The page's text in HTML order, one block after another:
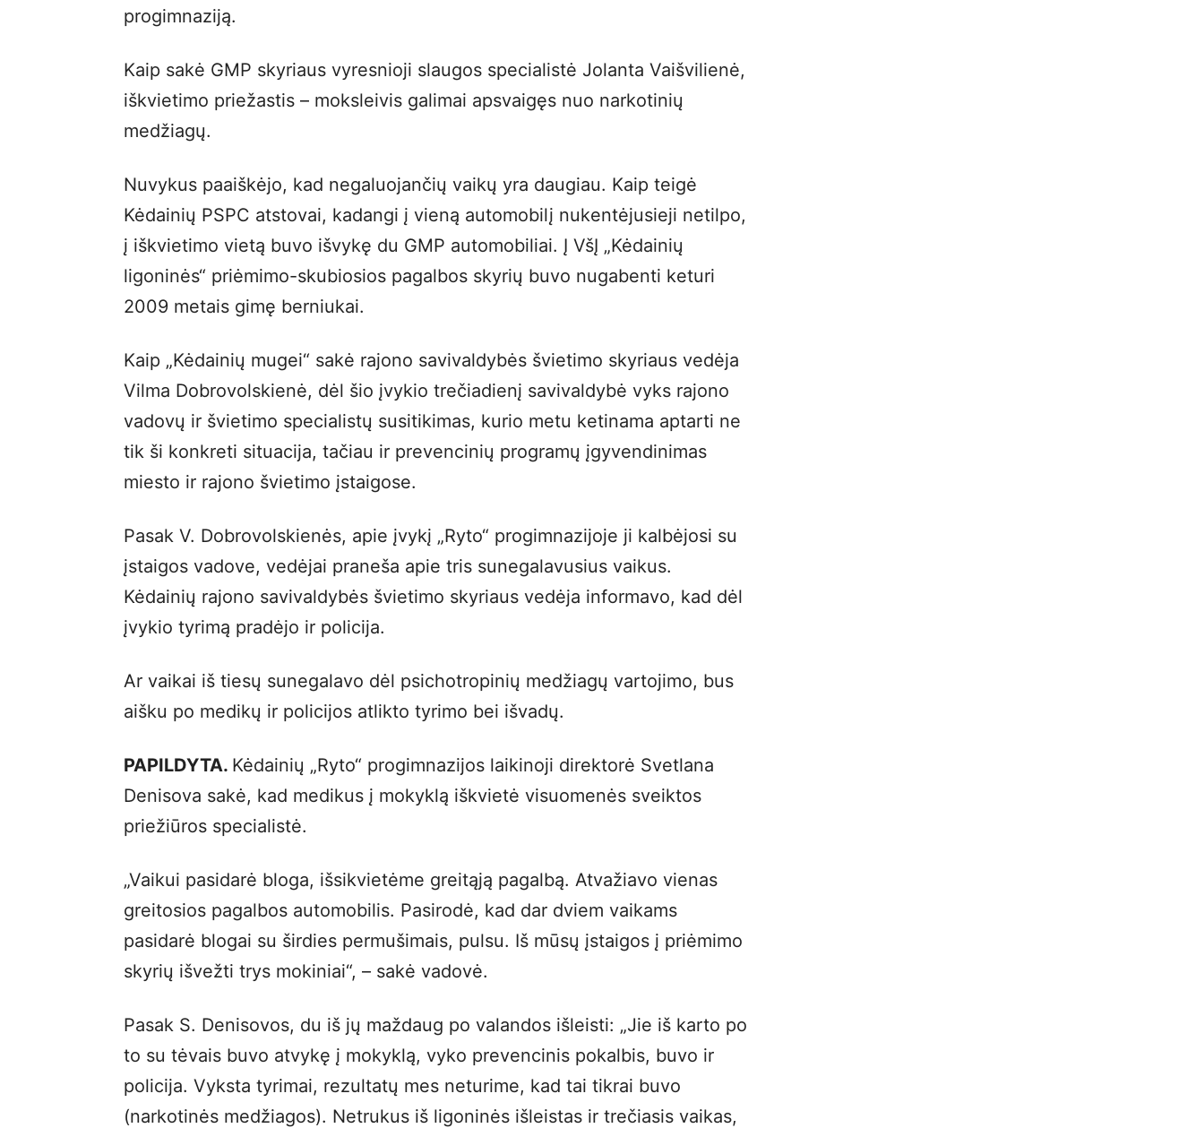
progimnaziją.
Kaip sakė GMP skyriaus vyresnioji slaugos specialistė Jolanta Vaišvilienė,
iškvietimo priežastis – moksleivis galimai apsvaigęs nuo narkotinių
medžiagų.
Nuvykus paaiškėjo, kad negaluojančių vaikų yra daugiau. Kaip teigė
Kėdainių PSPC atstovai, kadangi į vieną automobilį nukentėjusieji netilpo,
į iškvietimo vietą buvo išvykę du GMP automobiliai. Į VšĮ „Kėdainių
ligoninės“ priėmimo-skubiosios pagalbos skyrių buvo nugabenti keturi
2009 metais gimę berniukai.
Kaip „Kėdainių mugei“ sakė rajono savivaldybės švietimo skyriaus vedėja
Vilma Dobrovolskienė, dėl šio įvykio trečiadienį savivaldybė vyks rajono
vadovų ir švietimo specialistų susitikimas, kurio metu ketinama aptarti ne
tik ši konkreti situacija, tačiau ir prevencinių programų įgyvendinimas
miesto ir rajono švietimo įstaigose.
Pasak V. Dobrovolskienės, apie įvykį „Ryto“ progimnazijoje ji kalbėjosi su
įstaigos vadove, vedėjai praneša apie tris sunegalavusius vaikus.
Kėdainių rajono savivaldybės švietimo skyriaus vedėja informavo, kad dėl
įvykio tyrimą pradėjo ir policija.
Ar vaikai iš tiesų sunegalavo dėl psichotropinių medžiagų vartojimo, bus
aišku po medikų ir policijos atlikto tyrimo bei išvadų.
PAPILDYTA. Kėdainių „Ryto“ progimnazijos laikinoji direktorė Svetlana
Denisova sakė, kad medikus į mokyklą iškvietė visuomenės sveiktos
priežiūros specialistė.
„Vaikui pasidarė bloga, išsikvietėme greitąją pagalbą. Atvažiavo vienas
greitosios pagalbos automobilis. Pasirodė, kad dar dviem vaikams
pasidarė blogai su širdies permušimais, pulsu. Iš mūsų įstaigos į priėmimo
skyrių išvežti trys mokiniai“, – sakė vadovė.
Pasak S. Denisovos, du iš jų maždaug po valandos išleisti: „Jie iš karto po
to su tėvais buvo atvykę į mokyklą, vyko prevencinis pokalbis, buvo ir
policija. Vyksta tyrimai, rezultatų mes neturime, kad tai tikrai buvo
(narkotinės medžiagos). Netrukus iš ligoninės išleistas ir trečiasis vaikas,